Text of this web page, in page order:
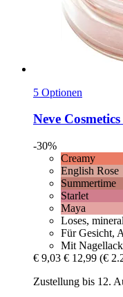
5 Optionen
Neve Cosmetics
-30%
Creamy
English Rose
Summertime
Starlet
Maya
Loses,
Für Gesicht,
Mit
€ 9,03 € 12,99 (€
Zustellung bis 12.